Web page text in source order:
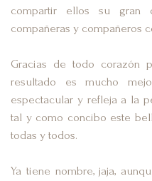
compartir ellos su
compañeras y compañeros
Gracias de todo corazón
resultado es mucho
espectacular y refleja a la
tal y como concibo este
todas y todos.
Ya tiene nombre, jaja,